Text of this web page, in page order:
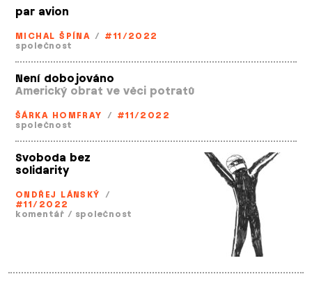
par avion
MICHAL ŠPÍNA / #11/2022
společnost
Není dobojováno
Americký obrat ve věci potratů
ŠÁRKA HOMFRAY / #11/2022
společnost
Svoboda bez
solidarity
ONDŘEJ LÁNSKÝ /
#11/2022
komentář / společnost